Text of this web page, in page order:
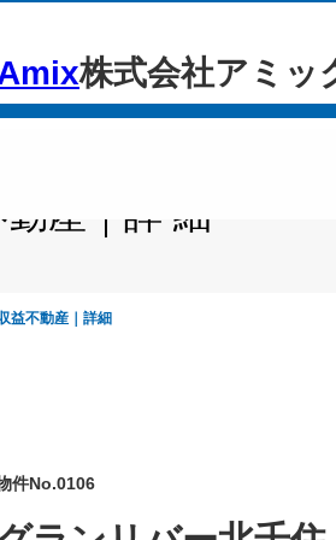
株式会社アミッ
産｜詳 細
益不動産｜詳細
件No.0106